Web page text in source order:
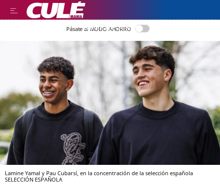
LLEGIR EN CATALÀ
Pásate al MODO AHORRO
Lamine Yamal y Pau Cubarsí, en la concentración de la selección española
SELECCIÓN ESPAÑOLA